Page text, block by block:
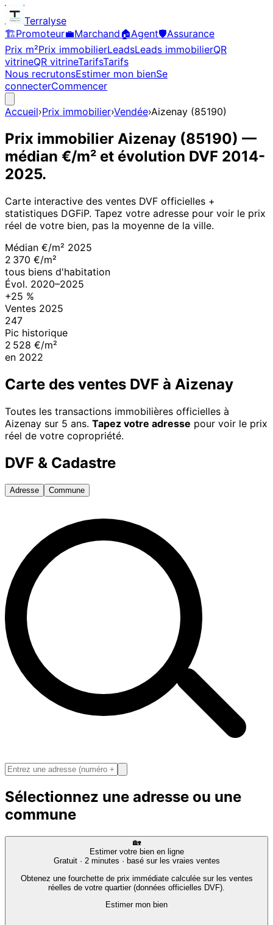
Terralyse
🏗️Promoteur💼Marchand🏠Agent🛡️Assurance
Prix m²Prix immobilierLeadsLeads immobilierQR
vitrineQR vitrineTarifsTarifs
Nous recrutonsEstimer mon bienSe
connecterCommencer
Accueil›Prix immobilier›Vendée›Aizenay (85190)
Prix immobilier Aizenay (85190) —
médian €/m² et évolution DVF 2014-
2025.
Carte interactive des ventes DVF officielles +
statistiques DGFiP. Tapez votre adresse pour voir le prix
réel de votre bien, pas la moyenne de la ville.
Médian €/m² 2025
2 370 €/m²
tous biens d'habitation
Évol. 2020–2025
+25 %
Ventes 2025
247
Pic historique
2 528 €/m²
en 2022
Carte des ventes DVF à Aizenay
Toutes les transactions immobilières officielles à
Aizenay sur 5 ans. Tapez votre adresse pour voir le prix
réel de votre copropriété.
DVF & Cadastre
Adresse Commune
Sélectionnez une adresse ou une
commune
🏡
Estimer votre bien en ligne
Gratuit · 2 minutes · basé sur les vraies ventes
Obtenez une fourchette de prix immédiate calculée sur les ventes
réelles de votre quartier (données officielles DVF).
Estimer mon bien